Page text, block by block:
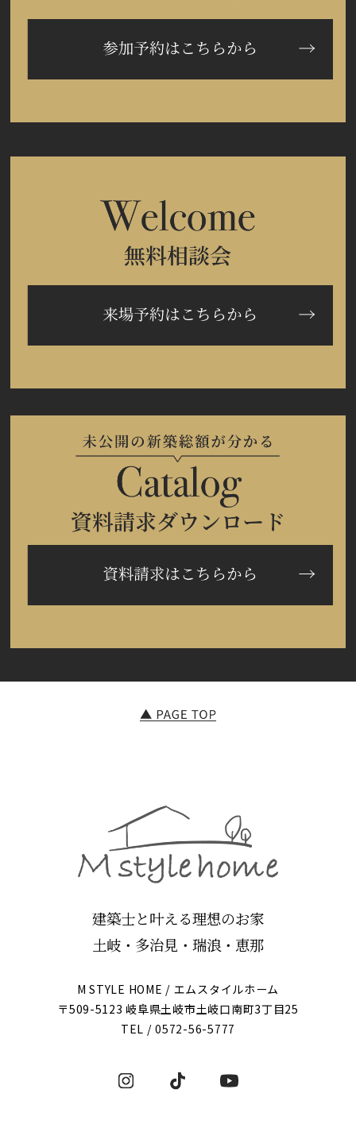
建築士と叶える理想のお家
土岐・多治見・瑞浪・恵那
M STYLE HOME / エムスタイルホーム
〒509-5123 岐阜県土岐市土岐口南町3丁目25
TEL /0572-56-5777